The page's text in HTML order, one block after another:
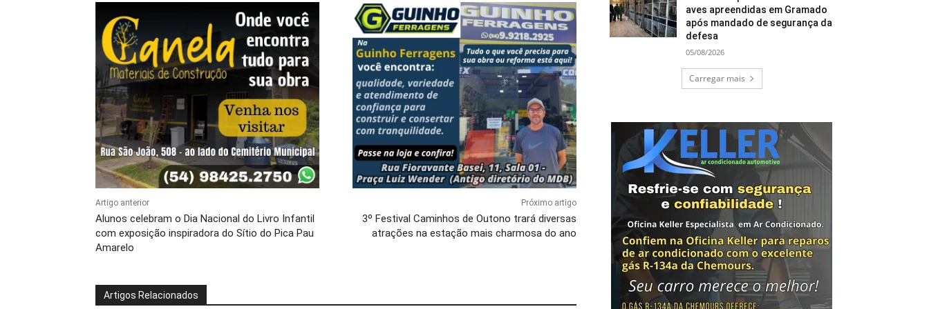
Artigo anterior
Alunos celebram o Dia Nacional do Livro Infantil
com exposição inspiradora do Sítio do Pica Pau
Amarelo
Próximo artigo
3º Festival Caminhos de Outono trará diversas
atrações na estação mais charmosa do ano
Artigos Relacionados
aves apreendidas em Gramado
após mandado de segurança da
defesa
05/08/2026
Carregar mais